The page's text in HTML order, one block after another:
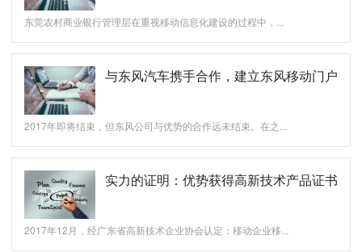
东莞农村商业银行管理层在重视移动信息化建设的过程中，...
与东风汽车携手合作，建立东风移动门户
2017年即将结束，但东风公司与优势的合作远未结束。在之...
实力的证明：优势获得高新技术产品证书
2017年12月，经广东省高新技术企业协会认定：移动企业移...